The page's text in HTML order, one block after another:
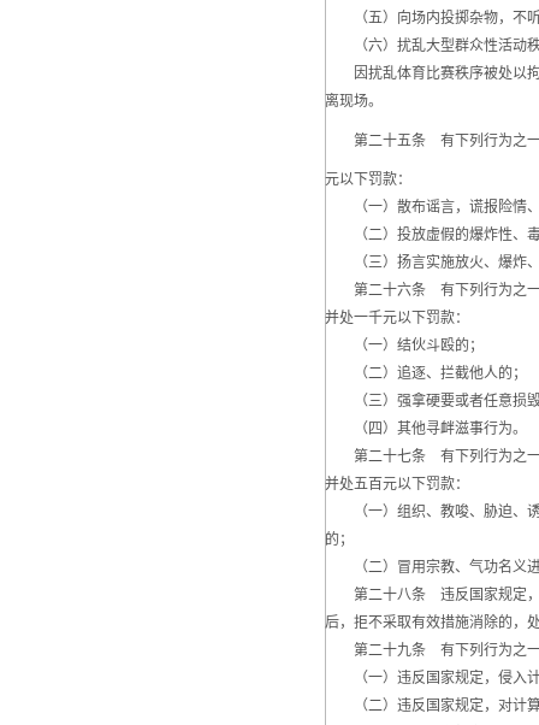
（五）向场内投掷杂物，不
（六）扰乱大型群众性活动
因扰乱体育比赛秩序被处以拘
离现场。
第二十五条 有下列行为之一
元以下罚款：
（一）散布谣言，谎报险情、
（二）投放虚假的爆炸性、毒
（三）扬言实施放火、爆炸、
第二十六条 有下列行为之一
并处一千元以下罚款：
（一）结伙斗殴的；
（二）追逐、拦截他人的；
（三）强拿硬要或者任意损毁
（四）其他寻衅滋事行为。
第二十七条 有下列行为之一
并处五百元以下罚款：
（一）组织、教唆、胁迫、诱
的；
（二）冒用宗教、气功名义进
第二十八条 违反国家规定，
后，拒不采取有效措施消除的，
第二十九条 有下列行为之一
（一）违反国家规定，侵入计
（二）违反国家规定，对计算